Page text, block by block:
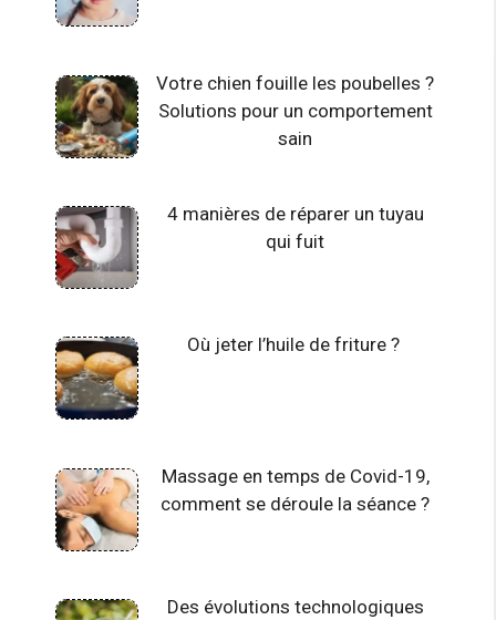
Votre chien fouille les poubelles ?
Solutions pour un comportement
sain
4 manières de réparer un tuyau
qui fuit
Où jeter l’huile de friture ?
Massage en temps de Covid-19,
comment se déroule la séance ?
Des évolutions technologiques